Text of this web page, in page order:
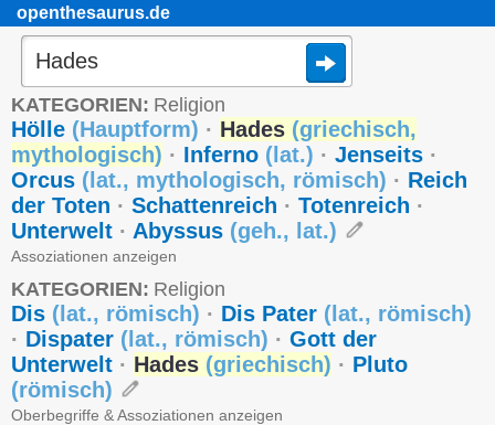
openthesaurus.de
KATEGORIEN: Religion
Hölle (Hauptform) · Hades (griechisch,
mythologisch) · Inferno ( lat.) · Jenseits ·
Orcus ( lat., mythologisch, römisch) · Reich
der Toten · Schattenreich · Totenreich ·
Unterwelt · Abyssus (geh., lat.)
Assoziationen anzeigen
KATEGORIEN: Religion
Dis ( lat., römisch) · Dis Pater ( lat., römisch)
· Dispater ( lat., römisch) · Gott der
Unterwelt · Hades (griechisch) · Pluto
(römisch)
Oberbegriffe & Assoziationen anzeigen